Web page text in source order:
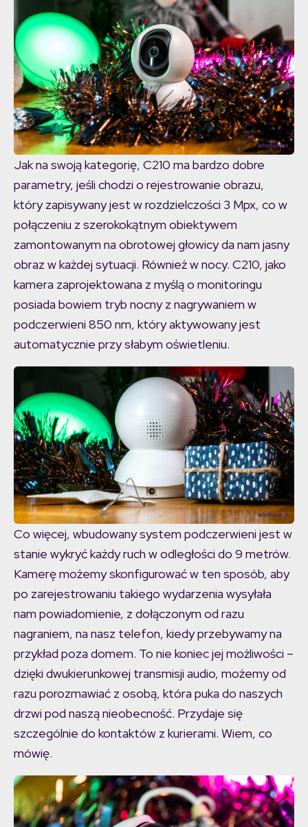
Jak na swoją kategorię, C210 ma bardzo dobre
parametry, jeśli chodzi o rejestrowanie obrazu,
który zapisywany jest w rozdzielczości 3 Mpx, co w
połączeniu z szerokokątnym obiektywem
zamontowanym na obrotowej głowicy da nam jasny
obraz w każdej sytuacji. Również w nocy. C210, jako
kamera zaprojektowana z myślą o monitoringu
posiada bowiem tryb nocny z nagrywaniem w
podczerwieni 850 nm, który aktywowany jest
automatycznie przy słabym oświetleniu.
Co więcej, wbudowany system podczerwieni jest w
stanie wykryć każdy ruch w odległości do 9 metrów.
Kamerę możemy skonfigurować w ten sposób, aby
po zarejestrowaniu takiego wydarzenia wysyłała
nam powiadomienie, z dołączonym od razu
nagraniem, na nasz telefon, kiedy przebywamy na
przykład poza domem. To nie koniec jej możliwości –
dzięki dwukierunkowej transmisji audio, możemy od
razu porozmawiać z osobą, która puka do naszych
drzwi pod naszą nieobecność. Przydaje się
szczególnie do kontaktów z kurierami. Wiem, co
mówię.